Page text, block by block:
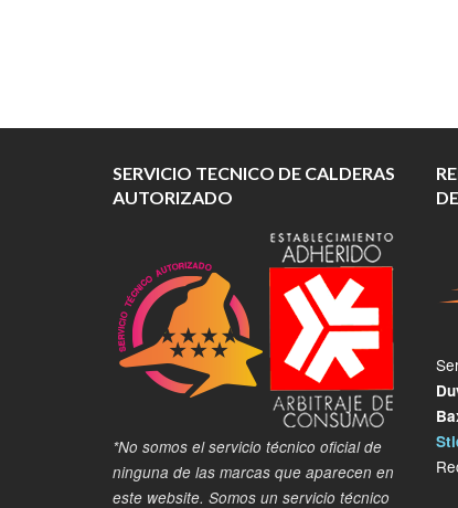
SERVICIO TECNICO DE CALDERAS
AUTORIZADO
*No somos el servicio técnico oficial de
ninguna de las marcas que aparecen en
este website. Somos un servicio técnico